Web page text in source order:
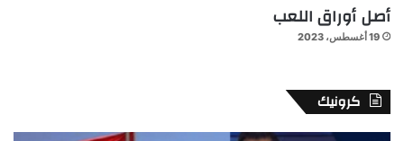
أصل أوراق اللعب
19 أغسطس، 2023
كرونيك